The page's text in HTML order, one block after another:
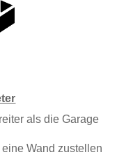
als die Garage
eine Wand zustellen